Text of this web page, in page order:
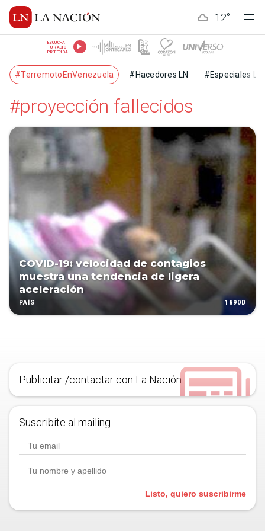
12°
ESCUCHÁ
TU RADIO
PREFERIDA
#TerremotoEnVenezuela #Hacedores LN #Especiales LN
#proyección fallecidos
COVID-19: velocidad de contagios
muestra una tendencia de ligera
aceleración
PAÍS 1890D
Publicitar /contactar con La Nación
Suscribite al mailing.
Listo, quiero suscribirme